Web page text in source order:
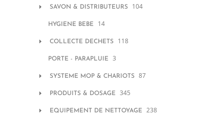
SAVON & DISTRIBUTEURS 104
HYGIENE BEBE 14
COLLECTE DECHETS 118
PORTE - PARAPLUIE 3
SYSTEME MOP & CHARIOTS 87
PRODUITS & DOSAGE 345
EQUIPEMENT DE NETTOYAGE 238